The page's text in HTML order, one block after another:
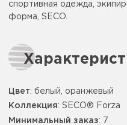
спортивная одежда,
форма, SECO.
Цвет: белый оранжевый
Коллекция : SECO® Forza
Минимальный заказ: 7